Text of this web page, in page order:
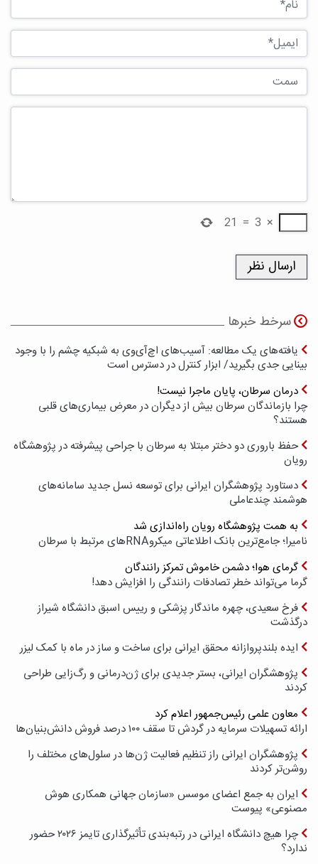
×
3
=
21
سرخط خبرها
یافته‌های یک مطالعه: آسیب‌های اچ‌آی‌وی به شبکیه چشم را با وجود
بینایی جدی بگیرید/ ابزار کنترل در دسترس است
درمان سرطان، پایان ماجرا نیست!
چرا بازماندگان سرطان بیش از دیگران در معرض بیماری‌های قلبی
هستند؟
حفظ باروری دو دختر مبتلا به سرطان با جراحی پیشرفته در پژوهشگاه
رویان
دستاورد پژوهشگران ایرانی برای توسعه نسل جدید سامانه‌های
هوشمند چندعاملی
به همت پژوهشگاه رویان راه‌اندازی شد
نامیرا؛ جامع‌ترین بانک اطلاعاتی میکروRNAهای مرتبط با سرطان
گرمای هوا؛ دشمن خاموش تمرکز رانندگان
گرما می‌تواند خطر تصادفات رانندگی را افزایش دهد!
فرخ سعیدی، چهره ماندگار پزشکی و رییس اسبق دانشگاه شیراز
درگذشت
ایده بلندپروازانه محقق ایرانی برای ساخت و ساز در ماه با کمک لیزر
پژوهشگران ایرانی، بستر جدیدی برای ژن‌درمانی و رگ‌زایی طراحی
کردند
معاون علمی رئیس‌جمهور اعلام کرد
ارائه تسهیلات سرمایه در گردش تا سقف ۱۰۰ درصد فروش دانش‌بنیان‌ها
پژوهشگران ایرانی راز تنظیم فعالیت ژن‌ها در سلول‌های مختلف را
روشن‌تر کردند
ایران به جمع اعضای موسس «سازمان جهانی همکاری هوش
مصنوعی» پیوست
چرا هیچ دانشگاه ایرانی در رتبه‌بندی تأثیرگذاری تایمز ۲۰۲۶ حضور
ندارد؟